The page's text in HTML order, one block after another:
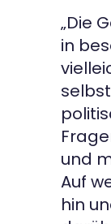
„Die
in
und
Auf
hin